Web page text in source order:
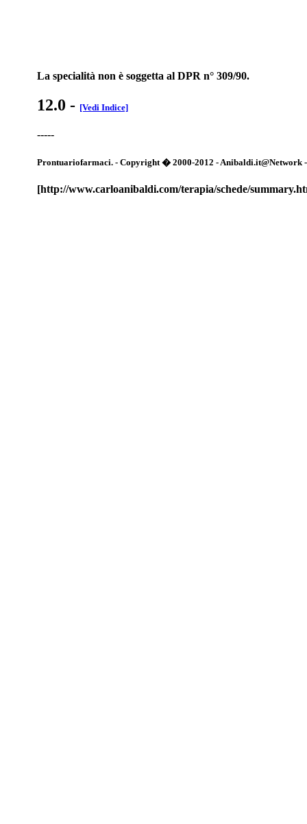
La specialità non è soggetta al DPR n° 309/90.
12.0 - [Vedi Indice]
-----
Prontuariofarmaci. - Copyright � 2000-2012 -
[http://www.carloanibaldi.com/terapia/schede/